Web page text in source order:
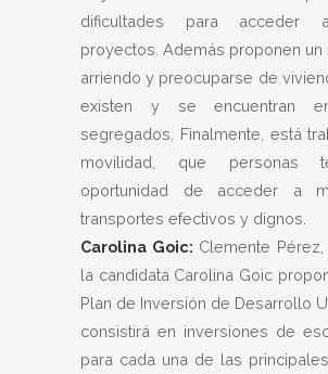
dificultades para acceder
proyectos. Además proponen un
arriendo y preocuparse de
existen y se encuentran
segregados. Finalmente, está
movilidad, que personas
oportunidad de acceder a
transportes efectivos y dignos.
Carolina Goic: Clemente
la candidata Carolina Goic
Plan de Inversión de Desarrollo
consistirá en inversiones de
para cada una de las